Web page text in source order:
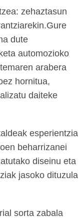
zehaztasun
dute
automozioko
arabera
hornitua,
daiteke
esperientzia
beharrizanei
diseinu eta
jasoko dituzula
sorta zabala